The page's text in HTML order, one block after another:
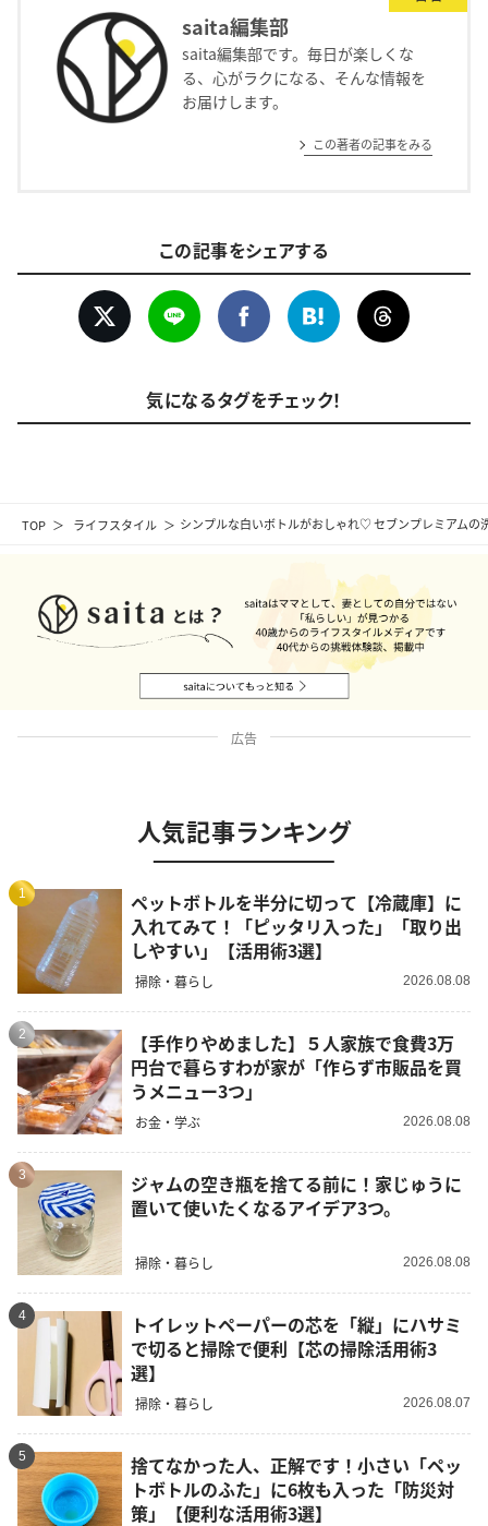
TOP ライフスタイル シンプルな白いボトルがおしゃれ♡ セブンプレミアムの
saita編集部
saita編集部です。毎日が楽しくな
る、心がラクになる、そんな情報を
お届けします。
この著者の記事をみる
この記事をシェアする
気になるタグをチェック！
広告
人気記事ランキング
1
ペットボトルを半分に切って【冷蔵庫】に
入れてみて！「ピッタリ入った」「取り出
しやすい」【活用術3選】
掃除・暮らし 2026.08.08
2
【手作りやめました】５人家族で食費3万
円台で暮らすわが家が「作らず市販品を買
うメニュー3つ」
お金・学ぶ 2026.08.08
3
ジャムの空き瓶を捨てる前に！家じゅうに
置いて使いたくなるアイデア3つ。
掃除・暮らし 2026.08.08
4
トイレットペーパーの芯を「縦」にハサミ
で切ると掃除で便利【芯の掃除活用術3
選】
掃除・暮らし 2026.08.07
5
捨てなかった人、正解です！小さい「ペッ
トボトルのふた」に6枚も入った「防災対
策」【便利な活用術3選】